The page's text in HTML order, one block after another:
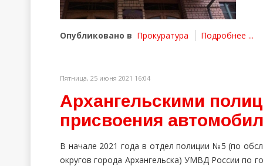
Опубликовано в Прокуратура Подробнее ...
Пятница, 25 июня 2021 16:04
Архангельскими
присвоения
В начале 2021 года в отдел полиции №5 (по
округов города Архангельска) УМВД России по